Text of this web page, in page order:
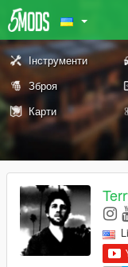
Інструменти
Зброя
Карти